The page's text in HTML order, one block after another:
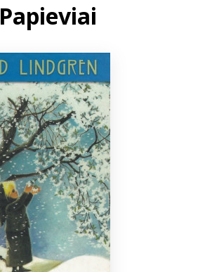
+370 667 80 541
info@elvislab.lt
Papieviai